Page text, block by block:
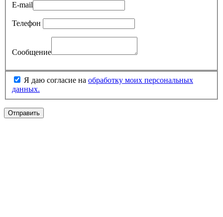
E-mail
Телефон
Сообщение
Я даю согласие на обработку моих персональных
данных.
Отправить